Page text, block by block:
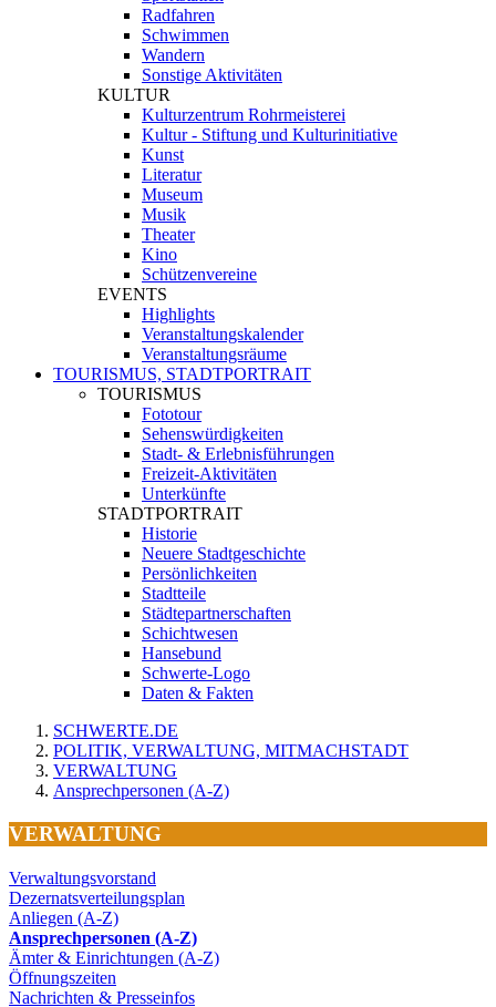
Radfahren
Schwimmen
Wandern
Sonstige Aktivitäten
KULTUR
Kulturzentrum Rohrmeisterei
Kultur - Stiftung und Kulturinitiative
Kunst
Literatur
Museum
Musik
Theater
Kino
Schützenvereine
EVENTS
Highlights
Veranstaltungskalender
Veranstaltungsräume
TOURISMUS, STADTPORTRAIT
TOURISMUS
Fototour
Sehenswürdigkeiten
Stadt- & Erlebnisführungen
Freizeit-Aktivitäten
Unterkünfte
STADTPORTRAIT
Historie
Neuere Stadtgeschichte
Persönlichkeiten
Stadtteile
Städtepartnerschaften
Schichtwesen
Hansebund
Schwerte-Logo
Daten & Fakten
SCHWERTE.DE
POLITIK, VERWALTUNG, MITMACHSTADT
VERWALTUNG
Ansprechpersonen (A-Z)
VERWALTUNG
Verwaltungsvorstand
Dezernatsverteilungsplan
Anliegen (A-Z)
Ansprechpersonen (A-Z)
Ämter & Einrichtungen (A-Z)
Öffnungszeiten
Nachrichten & Presseinfos